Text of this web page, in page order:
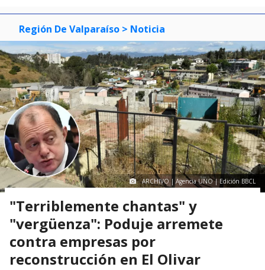
Región De Valparaíso > Noticia
ARCHIVO | Agencia UNO | Edición BBCL
"Terriblemente chantas" y
"vergüenza": Poduje arremete
contra empresas por
reconstrucción en El Olivar